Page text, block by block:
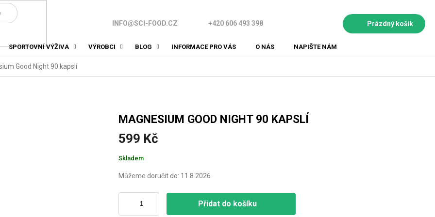
INFO@SCI-FOOD.CZ +420 606 493 398
NÁKUPNÍ
Prázdný košík
SPORTOVNÍ VÝŽIVA VÝROBCI BLOG INFORMACE PRO VÁS O NÁS NAPIŠTE NÁM
Good Night 90 kapslí
MAGNESIUM GOOD NIGHT 90 KAPSLÍ
599 Kč
cena:
Skladem
Můžeme doručit do: 11.8.2026
Přidat do košíku